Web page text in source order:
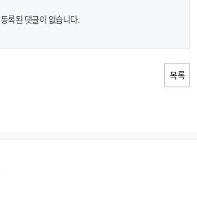
등록된 댓글이 없습니다.
목록